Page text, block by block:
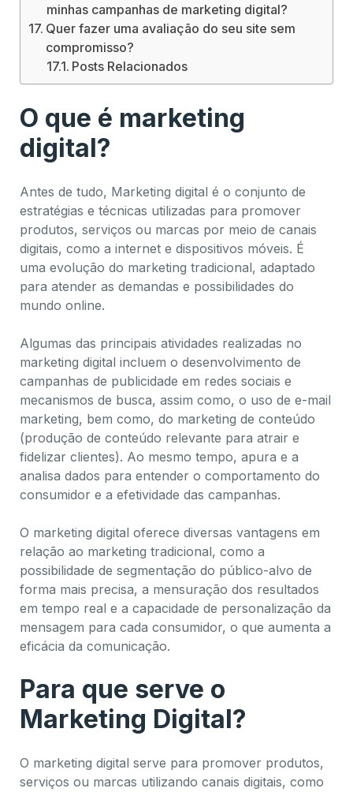
minhas campanhas de marketing digital?
Quer fazer uma avaliação do seu site sem
compromisso?
Posts Relacionados
O que é marketing
digital?
Antes de tudo, Marketing digital é o conjunto de
estratégias e técnicas utilizadas para promover
produtos, serviços ou marcas por meio de canais
digitais, como a internet e dispositivos móveis. É
uma evolução do marketing tradicional, adaptado
para atender as demandas e possibilidades do
mundo online.
Algumas das principais atividades realizadas no
marketing digital incluem o desenvolvimento de
campanhas de publicidade em redes sociais e
mecanismos de busca, assim como, o uso de e-mail
marketing, bem como, do marketing de conteúdo
(produção de conteúdo relevante para atrair e
fidelizar clientes). Ao mesmo tempo, apura e a
analisa dados para entender o comportamento do
consumidor e a efetividade das campanhas.
O marketing digital oferece diversas vantagens em
relação ao marketing tradicional, como a
possibilidade de segmentação do público-alvo de
forma mais precisa, a mensuração dos resultados
em tempo real e a capacidade de personalização da
mensagem para cada consumidor, o que aumenta a
eficácia da comunicação.
Para que serve o
Marketing Digital?
O marketing digital serve para promover produtos,
serviços ou marcas utilizando canais digitais, como